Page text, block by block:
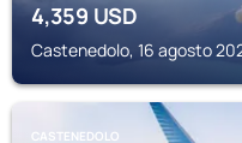
4,359 USD
Castenedolo, 16 agosto
CASTENEDOLO